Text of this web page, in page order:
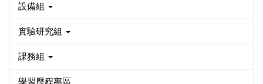
設備組
實驗研究組
課務組
學習歷程專區